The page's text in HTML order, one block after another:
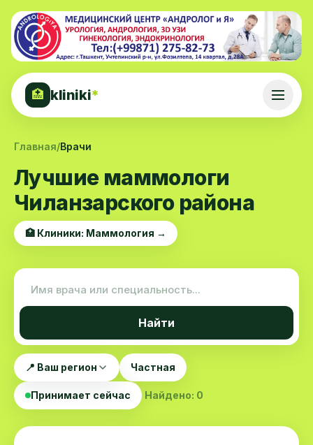
🏥 kliniki*
Главная/Врачи
Лучшие маммологи
Чиланзарского района
🏥 Клиники: Маммология →
Найти
📍 Ваш регион Частная
Принимает сейчас Найдено: 0